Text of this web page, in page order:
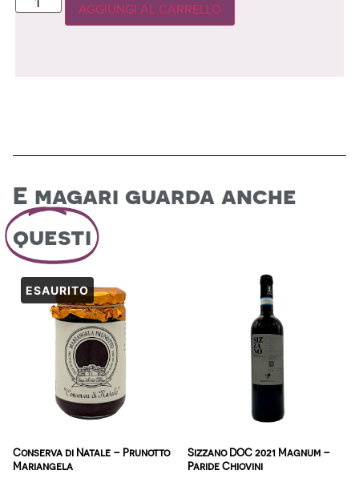
AGGIUNGI AL CARRELLO
E magari guarda anche
questi
Conserva di Natale – Prunotto
Mariangela
Sizzano DOC 2021 Magnum –
Paride Chiovini